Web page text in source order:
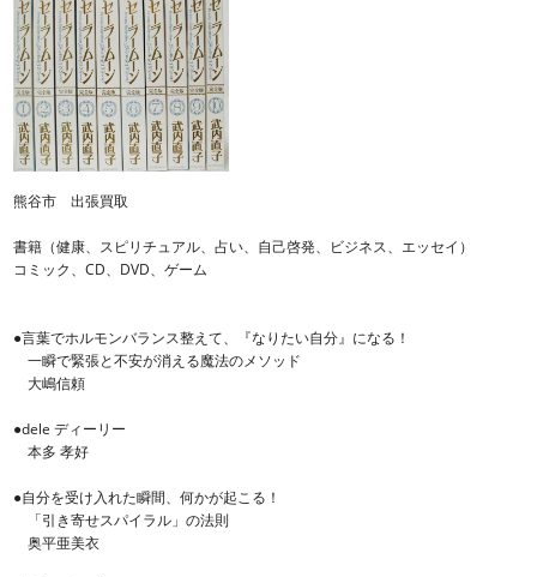
熊谷市 出張買取
書籍（健康、スピリチュアル、占い、自己啓発、ビジネス、エッセイ）
コミック、CD、DVD、ゲーム
●言葉でホルモンバランス整えて、『なりたい自分』になる！
一瞬で緊張と不安が消える魔法のメソッド
大嶋信頼
●dele ディーリー
本多 孝好
●自分を受け入れた瞬間、何かが起こる！
「引き寄せスパイラル」の法則
奥平亜美衣